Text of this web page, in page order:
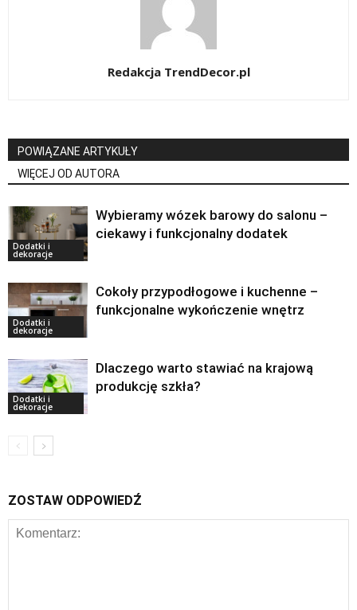
Redakcja TrendDecor.pl
POWIĄZANE ARTYKUŁY
WIĘCEJ OD AUTORA
Dodatki i
dekoracje
Wybieramy wózek barowy do salonu –
ciekawy i funkcjonalny dodatek
Dodatki i
dekoracje
Cokoły przypodłogowe i kuchenne –
funkcjonalne wykończenie wnętrz
Dodatki i
dekoracje
Dlaczego warto stawiać na krajową
produkcję szkła?
ZOSTAW ODPOWIEDŹ